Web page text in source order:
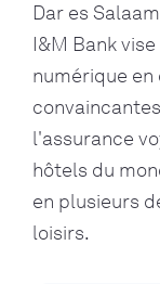
Dar es
I&M Bank
numérique
l'assurance
hôtels du
en plusieurs
loisirs.